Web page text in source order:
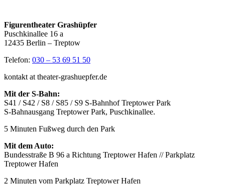
Figurentheater Grashüpfer
Puschkinallee 16 a
12435 Berlin – Treptow
Telefon: 030 – 53 69 51 50
kontakt at theater-grashuepfer.de
Mit der S-Bahn:
S41 / S42 / S8 / S85 / S9 S-Bahnhof Treptower Park
S-Bahnausgang Treptower Park, Puschkinallee.
5 Minuten Fußweg durch den Park
Mit dem Auto:
Bundesstraße B 96 a Richtung Treptower Hafen // Parkplatz
Treptower Hafen
2 Minuten vom Parkplatz Treptower Hafen